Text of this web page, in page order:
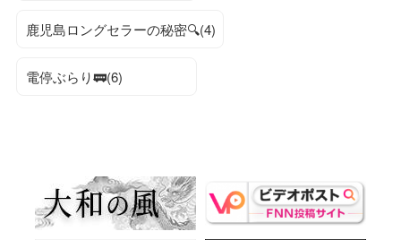
鹿児島ロングセラーの秘密🔍(4)
電停ぶらり🚃(6)